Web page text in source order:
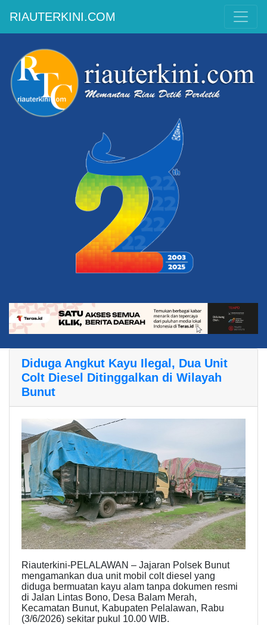
RIAUTERKINI.COM
Diduga Angkut Kayu Ilegal, Dua Unit
Colt Diesel Ditinggalkan di Wilayah
Bunut
Riauterkini-PELALAWAN – Jajaran Polsek Bunut
mengamankan dua unit mobil colt diesel yang
diduga bermuatan kayu alam tanpa dokumen resmi
di Jalan Lintas Bono, Desa Balam Merah,
Kecamatan Bunut, Kabupaten Pelalawan, Rabu
(3/6/2026) sekitar pukul 10.00 WIB.